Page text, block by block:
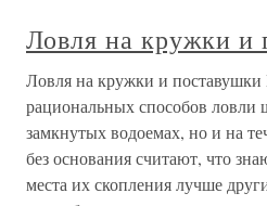
Ловля на кружки и
Ловля на кружки и
рациональных способов ловли
замкнутых водоемах, но и на
без основания считают, что
места их скопления лучше